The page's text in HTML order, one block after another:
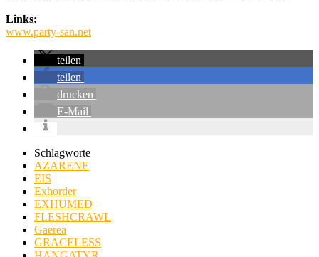
Links:
www.party-san.net
teilen
teilen
drucken
E-Mail
Schlagworte
AZARENE
EIS
Exhorder
EXHUMED
FLESHCRAWL
Gaerea
GRACELESS